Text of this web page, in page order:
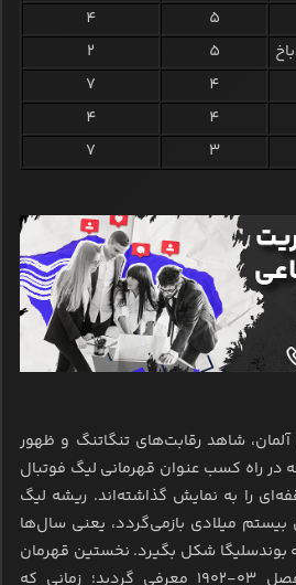
5
4
5
2
4
7
4
4
3
7
آلمان، شاهد رقابت‌های تنگاتنگ و ظهور
در راه کسب عنوان قهرمانی لیگ فوتبال
را به نمایش گذاشته‌اند. ریشه لیگ
بیستم میلادی بازمی‌گردد، یعنی سال‌ها
بوندسلیگا شکل بگیرد. نخستین قهرمان
رسمی فوتبال آلمان در فصل ۰۳-۱۹۰۲ معرفی گردید؛ زمانی که